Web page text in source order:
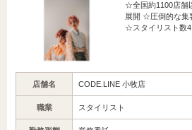
☆全国約1100店舗
展開 ☆圧倒的な集
☆スタイリスト数
店舗名 CODE.LINE 小牧店
職業 スタイリスト